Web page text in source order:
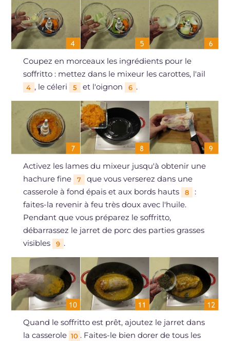
Coupez en morceaux les ingrédients pour le
soffritto : mettez dans le mixeur les carottes, l'ail
4 , le céleri 5 et l'oignon 6 .
Activez les lames du mixeur jusqu'à obtenir une
hachure fine
7
que vous verserez dans une
casserole à fond épais et aux bords hauts
8
:
faites-la revenir à feu très doux avec l'huile.
Pendant que vous préparez le soffritto,
débarrassez le jarret de porc des parties grasses
visibles
9 .
Quand le soffritto est prêt, ajoutez le jarret dans
la casserole 10 . Faites-le bien dorer de tous les